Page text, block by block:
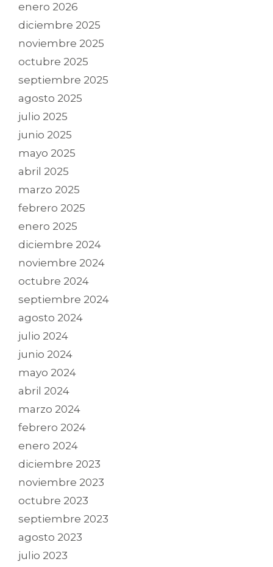
enero 2026
diciembre 2025
noviembre 2025
octubre 2025
septiembre 2025
agosto 2025
julio 2025
junio 2025
mayo 2025
abril 2025
marzo 2025
febrero 2025
enero 2025
diciembre 2024
noviembre 2024
octubre 2024
septiembre 2024
agosto 2024
julio 2024
junio 2024
mayo 2024
abril 2024
marzo 2024
febrero 2024
enero 2024
diciembre 2023
noviembre 2023
octubre 2023
septiembre 2023
agosto 2023
julio 2023